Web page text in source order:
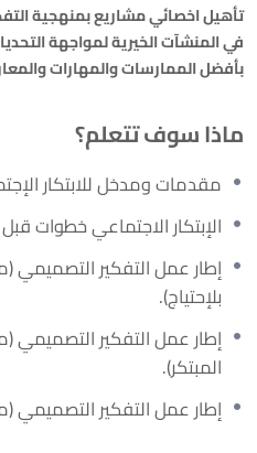
تأهيل اخصائي مشاريع بمنهجية
في المنشآت الخيرية لمواجهة
بأفضل الممارسات والمهارات
ماذا سوف تتعلم؟
مقدمات ومدخل للابتكار
الإبتكار الاجتماعي خطوات
إطار عمل التفكير التصميمي
بلإحتياج).
إطار عمل التفكير التصميمي
المبتكر).
إطار عمل التفكير التصميمي